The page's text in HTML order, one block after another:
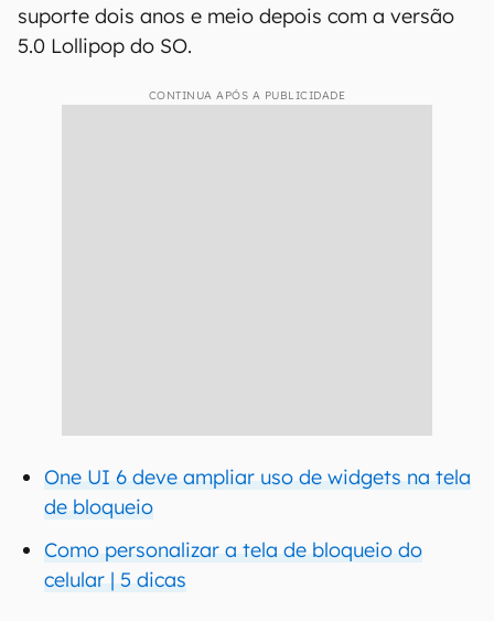
suporte dois anos e meio depois com a versão
5.0 Lollipop do SO.
CONTINUA APÓS A PUBLICIDADE
One UI 6 deve ampliar uso de widgets na tela
de bloqueio
Como personalizar a tela de bloqueio do
celular | 5 dicas